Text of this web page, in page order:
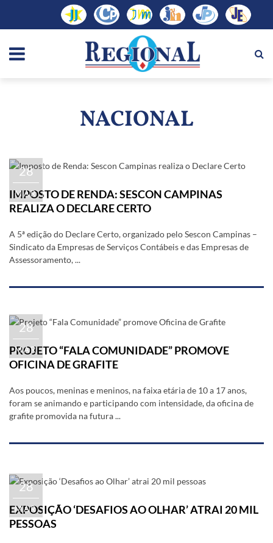
NACIONAL
28
MAR
IMPOSTO DE RENDA: SESCON CAMPINAS
REALIZA O DECLARE CERTO
A 5ª edição do Declare Certo, organizado pelo Sescon Campinas –
Sindicato da Empresas de Serviços Contábeis e das Empresas de
Assessoramento, ...
28
MAR
PROJETO “FALA COMUNIDADE” PROMOVE
OFICINA DE GRAFITE
Aos poucos, meninas e meninos, na faixa etária de 10 a 17 anos,
foram se animando e participando com intensidade, da oficina de
grafite promovida na futura ...
28
MAR
EXPOSIÇÃO ‘DESAFIOS AO OLHAR’ ATRAI 20 MIL
PESSOAS